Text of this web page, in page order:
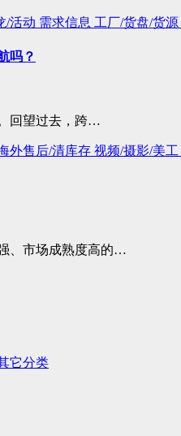
/活动 需求信息 工厂/货盘/货源
吗？
回望过去，跨…
外售后/清库存 视频/摄影/美工
、市场成熟度高的…
它分类